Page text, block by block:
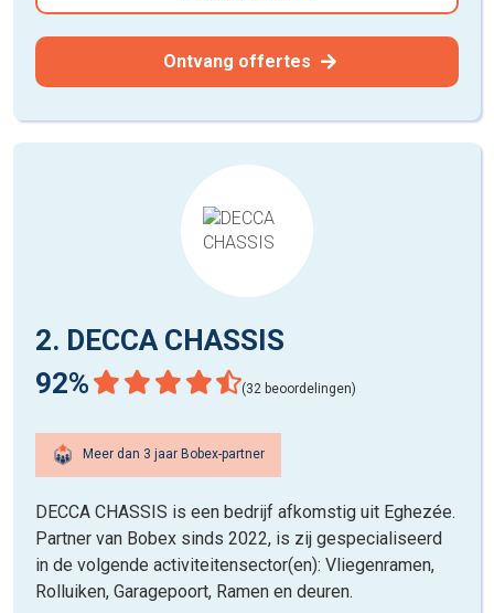
Ontvang offertes
2. DECCA CHASSIS
92%
(32 beoordelingen)
Meer dan 3 jaar Bobex-partner
DECCA CHASSIS is een bedrijf afkomstig uit Eghezée.
Partner van Bobex sinds 2022, is zij gespecialiseerd
in de volgende activiteitensector(en): Vliegenramen,
Rolluiken, Garagepoort, Ramen en deuren.